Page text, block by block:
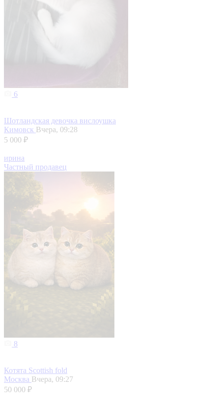
6
Шотландская девочка вислоушка
Кимовск Вчера, 09:28
5 000 ₽
ирина
Частный продавец
8
Котята Scottish fold
Москва Вчера, 09:27
50 000 ₽